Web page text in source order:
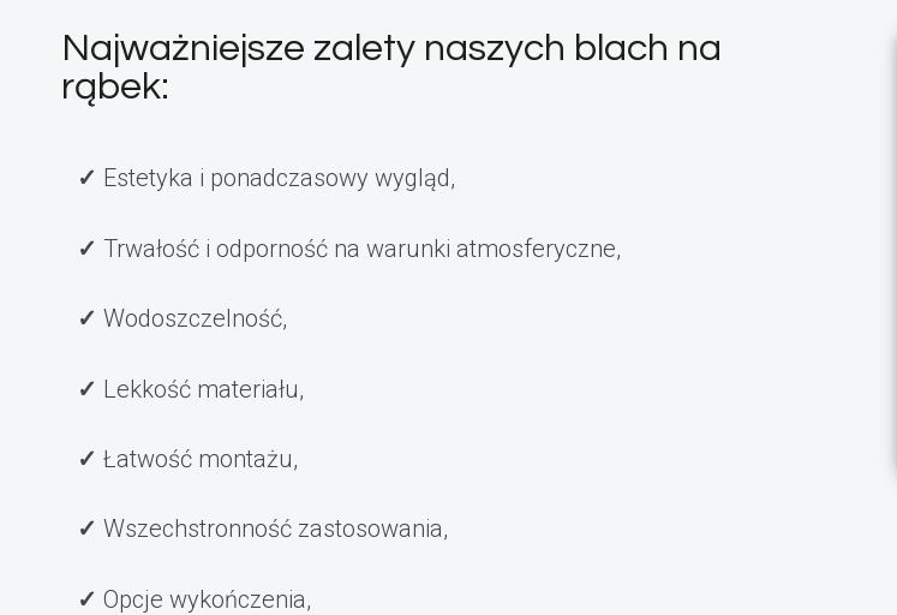
Najważniejsze zalety naszych blach na
rąbek:
Estetyka i ponadczasowy wygląd,
Trwałość i odporność na warunki atmosferyczne,
Wodoszczelność,
Lekkość materiału,
Łatwość montażu,
Wszechstronność zastosowania,
Opcje wykończenia,